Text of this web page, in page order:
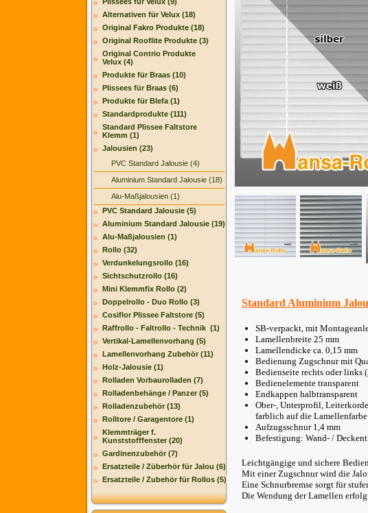
Alternativen für Velux (18)
Original Fakro Produkte (18)
Original Rooflite Produkte (3)
Original Contrio Produkte
Velux (4)
Produkte für Braas (10)
Plissees für Braas (6)
Produkte für Blefa (1)
Standardprodukte (111)
Standard Plissee Faltstore
Klemm (1)
Jalousien (23)
PVC Standard Jalousie (4)
Aluminium Standard Jalousie (18)
Alu-Maßjalousien (1)
PVC Standard Jalousie (5)
Aluminium Standard Jalousie (19)
Alu-Maßjalousien (1)
Rollo (32)
Verdunkelungsrollo (16)
Sichtschutzrollo (16)
Mini Klemmfix Rollo (2)
Doppelrollo - Duo Rollo (3)
Cosiflor Plissee Faltstore (5)
Raffrollo - Faltrollo - Technik (1)
Vertikal-Lamellenvorhang (5)
Lamellenvorhang Zubehör (11)
Holz-Jalousie (1)
Rolladen Vorbaurolladen (7)
Rolladenbehänge / Panzer (5)
Rolladenzubehör (13)
Rolltore / Garagentore (1)
Klemmträger f.
Kunststofffenster (20)
Gardinenzubehör (7)
Ersatzteile / Züberhör für Jalou (6)
Ersatzteile / Zubehör für Rollos (5)
Standard Aluminium
SB-verpackt, mit
Lamellenbreite 25 mm
Lamellendicke ca. 0,15 mm
Bedienung Zugschnur mit
Bedienseite rechts oder links
Bedienelemente transparent
Endkappen halbtransparent
Ober-, Unterprofil,
farblich auf die
Aufzugsschnur 1,4 mm
Befestigung: Wand- /
Leichtgängige und sichere
Mit einer Zugschnur wird die
Eine Schnurbremse sorgt für
Die Wendung der Lamellen